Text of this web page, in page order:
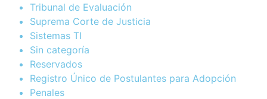
Tribunal de Evaluación
Suprema Corte de Justicia
Sistemas TI
Sin categoría
Reservados
Registro Único de Postulantes para Adopción
Penales